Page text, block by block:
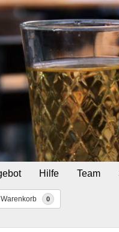
Hilfe Team
Warenkorb 0